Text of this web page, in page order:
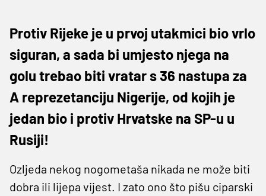
Protiv Rijeke je u prvoj utakmici bio vrlo
siguran, a sada bi umjesto njega na
golu trebao biti vratar s 36 nastupa za
A reprezetanciju Nigerije, od kojih je
jedan bio i protiv Hrvatske na SP-u u
Rusiji!
Ozljeda nekog nogometaša nikada ne može biti
dobra ili lijepa vijest. I zato ono što pišu ciparski